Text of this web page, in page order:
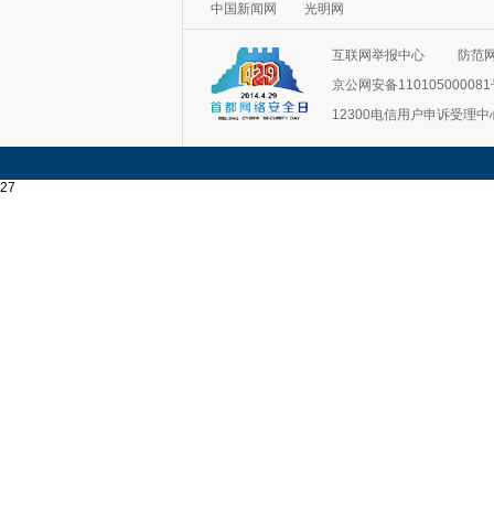
中国新闻网
光明网
互联网举报中心
防范
京公网安备110105000081
12300电信用户申诉受理中
27